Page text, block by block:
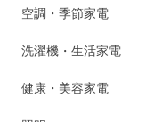
空調・季節家電
洗濯機・生活家電
健康・美容家電